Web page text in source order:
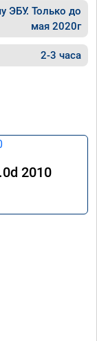
ЭБУ. Только до
мая 2020г
2-3 часа
2010